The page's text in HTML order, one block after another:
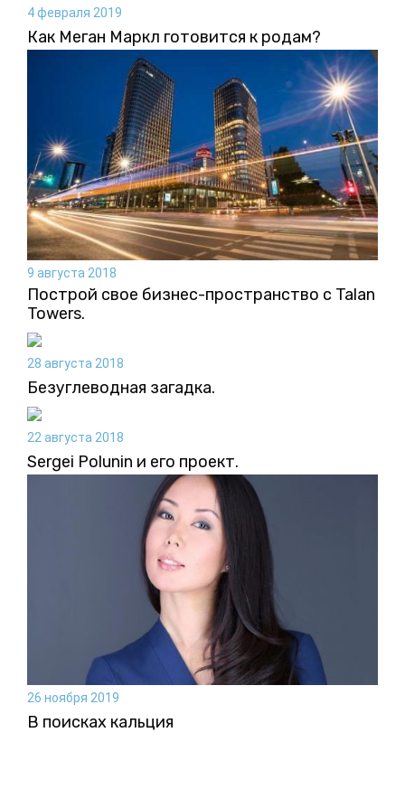
4 февраля 2019
Как Меган Маркл готовится к родам?
9 августа 2018
Построй свое бизнес-пространство c Talan
Towers.
28 августа 2018
Безуглеводная загадка.
22 августа 2018
Sergei Polunin и его проект.
26 ноября 2019
В поисках кальция